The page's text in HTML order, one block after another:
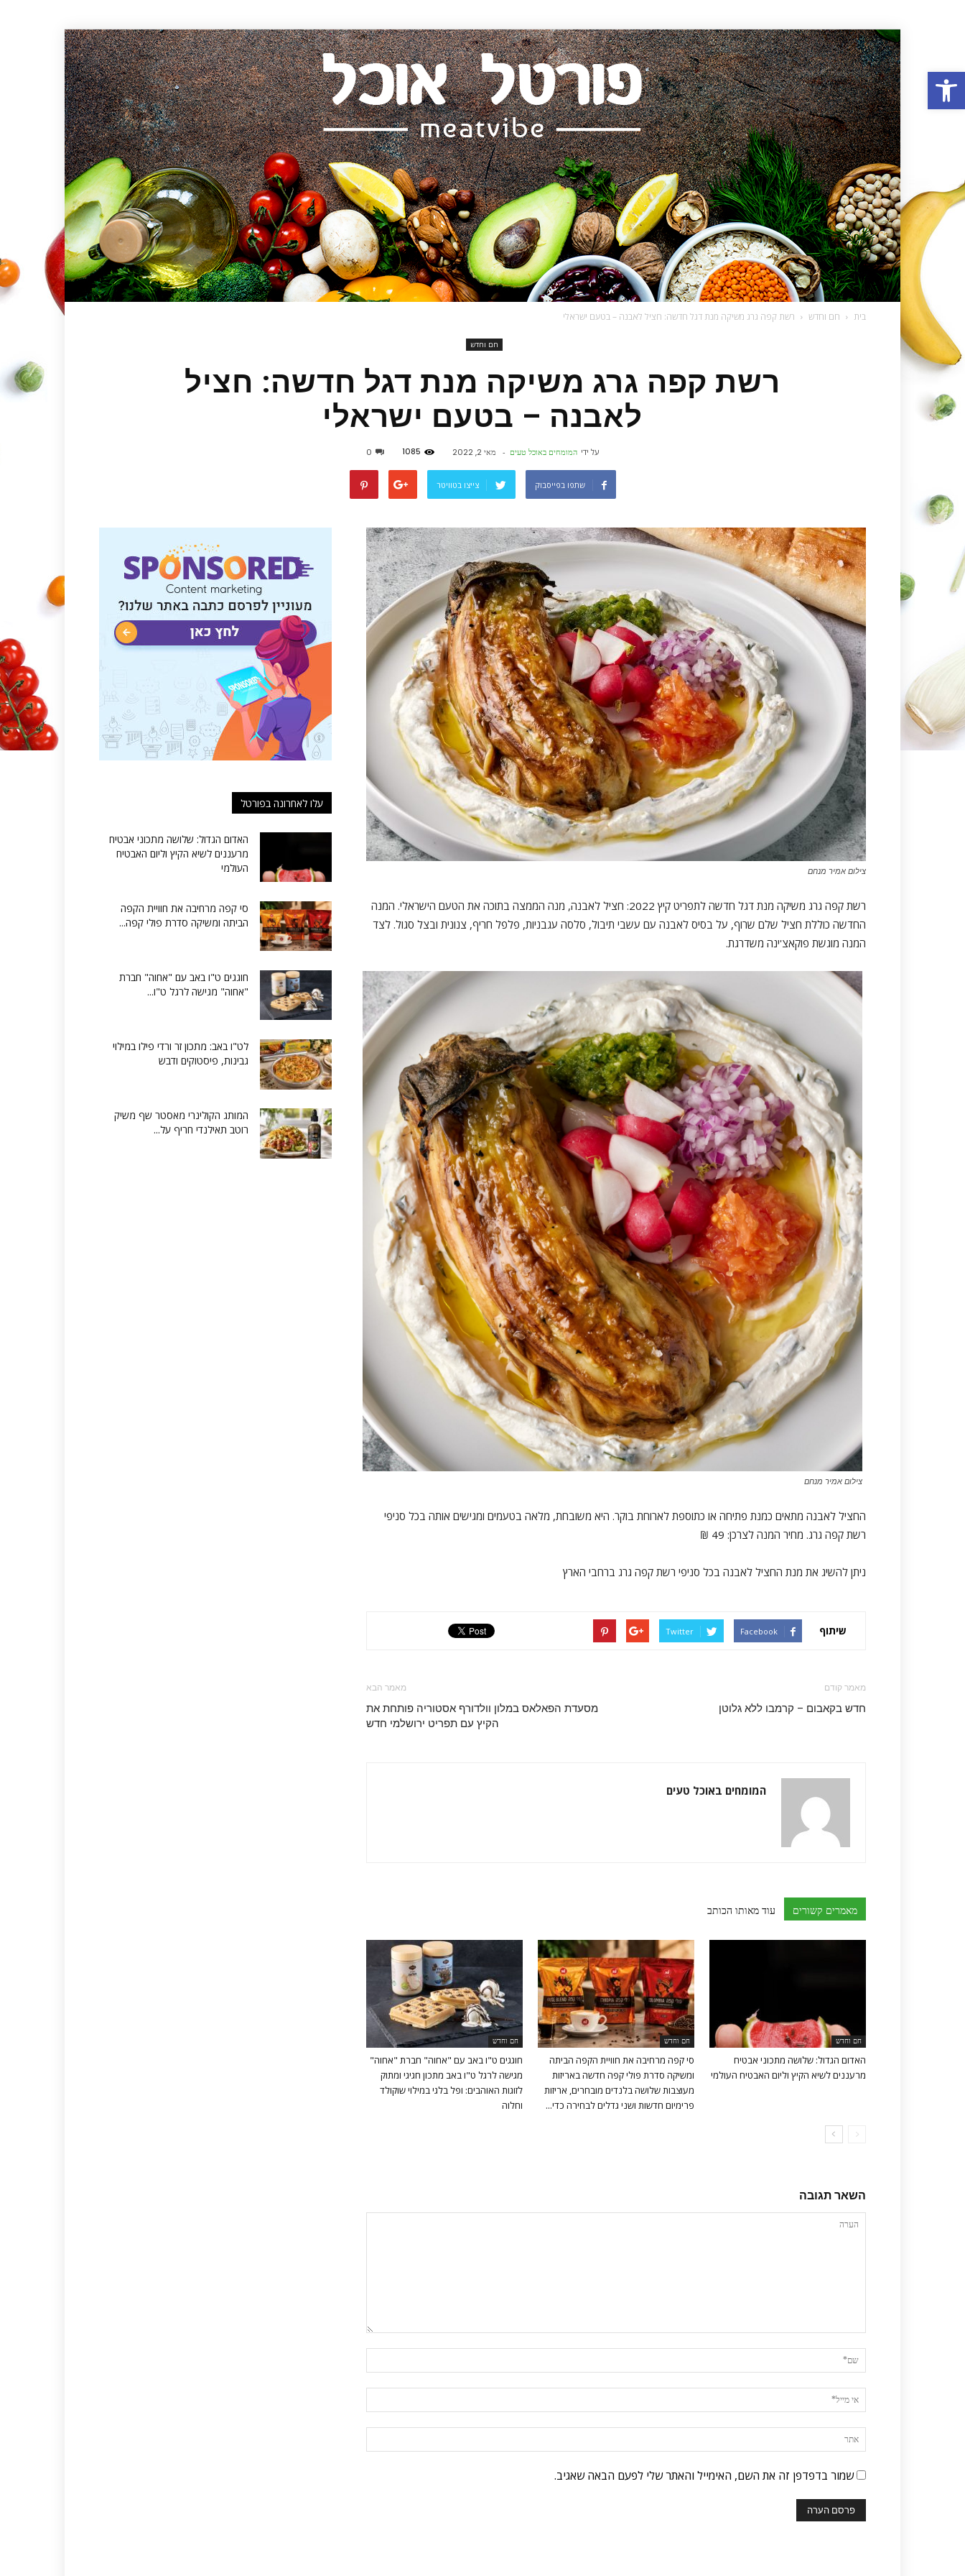
פתח סרגל נגישות
פורטל
בית חם וחדש רשת קפה גרג משיקה מנת דגל חדשה: חציל לאבנה – בטעם ישראלי
חם וחדש
רשת קפה גרג משיקה מנת דגל חדשה: חציל
לאבנה – בטעם ישראלי
על ידי המומחים באוכל טעים - מאי 2, 2022 1085
0
שתפו בפייסבוק צייצו בטוויטר
צילום אמיר מנחם
רשת קפה גרג משיקה מנת דגל חדשה לתפריט קיץ 2022: חציל לאבנה, מנה הממצה בתוכה את הטעם הישראלי. המנה
החדשה כוללת חציל שלם שרוף, על בסיס לאבנה עם עשבי תיבול, סלסה עגבניות, פלפל חריף, צנונית ובצל סגול. לצד
המנה מוגשת פוקאצ'ינה משדרגת.
צילום אמיר מנחם
החציל לאבנה מתאים כמנת פתיחה או כתוספת לארוחת בוקר. היא משובחת, מלאה בטעמים ומגישים אותה בכל סניפי
רשת קפה גרג. מחיר המנה לצרכן: 49 ₪
ניתן להשיג את מנת החציל לאבנה בכל סניפי רשת קפה גרג ברחבי הארץ
שיתוף Facebook
Twitter
מאמר קודם
חדש בקאבום – קרמבו ללא גלוטן
מאמר הבא
מסעדת הפאלאס במלון וולדורף אסטוריה פותחת את
הקיץ עם תפריט ירושלמי חדש
המומחים באוכל טעים
מאמרים קשורים עוד מאותו הכותב
חם וחדש
האדום הגדול: שלושה מתכוני אבטיח
מרעננים לשיא הקיץ וליום האבטיח העולמי
חם וחדש
סי קפה מרחיבה את חוויית הקפה הביתה
ומשיקה סדרת פולי קפה חדשה באריזות
מעוצבות שלושה בלנדים מובחרים, אריזות
פרימיום חדשות ושני גדלים לבחירה כדי...
חם וחדש
חוגגים ט"ו באב עם "אחוה" חברת "אחוה"
מגישה לרגל ט"ו באב מתכון חגיגי ומתוק
לזוגות האוהבים: ופל בלגי במילוי שוקולד
וחלוה
השאר תגובה
שמור בדפדפן זה את השם, האימייל והאתר שלי לפעם הבאה שאגיב.
עלו לאחרונה בפורטל
האדום הגדול: שלושה מתכוני אבטיח
מרעננים לשיא הקיץ וליום האבטיח
העולמי
סי קפה מרחיבה את חוויית הקפה
הביתה ומשיקה סדרת פולי קפה...
חוגגים ט"ו באב עם "אחוה" חברת
"אחוה" מגישה לרגל ט"ו...
לט"ו באב: מתכון זר ורדי פילו במילוי
גבינות, פיסטוקים ודבש
המותג הקולינרי מאסטר שף משיק
רוטב תאילנדי חריף על...